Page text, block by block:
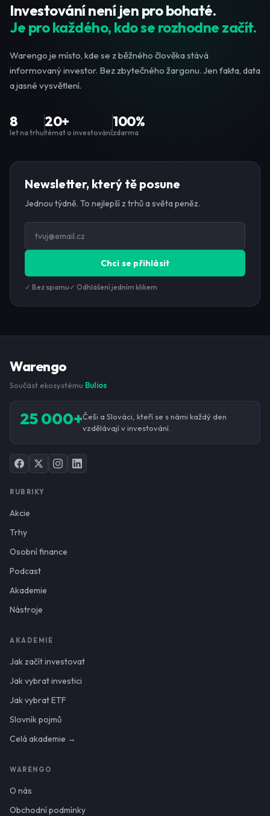
Investování není jen pro bohaté.
Je pro každého, kdo se rozhodne začít.
Warengo je místo, kde se z běžného člověka stává
informovaný investor. Bez zbytečného žargonu. Jen fakta, data
a jasné vysvětlení.
8
let na trhu
20+
témat o investování
100%
zdarma
Newsletter, který tě posune
Jednou týdně. To nejlepší z trhů a světa peněz.
Chci se přihlásit
✓ Bez spamu ✓ Odhlášení jedním klikem
Warengo
Součást ekosystému Bulios
25 000+Češi a Slováci, kteří se s námi každý den
vzdělávají v investování.
RUBRIKY
Akcie
Trhy
Osobní finance
Podcast
Akademie
Nástroje
AKADEMIE
Jak začít investovat
Jak vybrat investici
Jak vybrat ETF
Slovník pojmů
Celá akademie →
WARENGO
O nás
Obchodní podmínky